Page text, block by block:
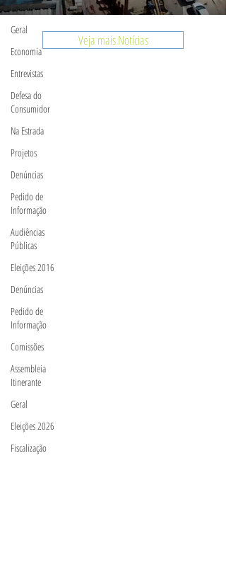
Especial
Geral
Economia
Entrevistas
Defesa do
Consumidor
Na Estrada
Projetos
Denúncias
Pedido de
Informação
Audiências
Públicas
Eleições 2016
Denúncias
Pedido de
Informação
Comissões
Assembleia
Itinerante
Geral
Eleições 2026
Fiscalização
Veja mais Notícias